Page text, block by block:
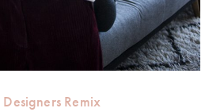
Designers Remix